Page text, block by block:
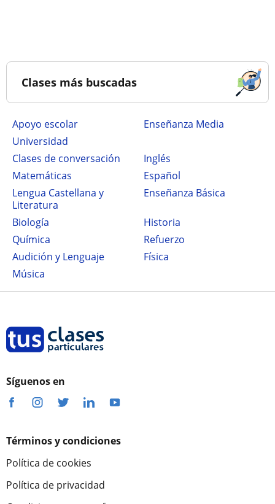
Clases más buscadas
Apoyo escolar
Enseñanza Media
Universidad
Clases de conversación
Inglés
Matemáticas
Español
Lengua Castellana y
Literatura
Enseñanza Básica
Biología
Historia
Química
Refuerzo
Audición y Lenguaje
Física
Música
Síguenos en
Términos y condiciones
Política de cookies
Política de privacidad